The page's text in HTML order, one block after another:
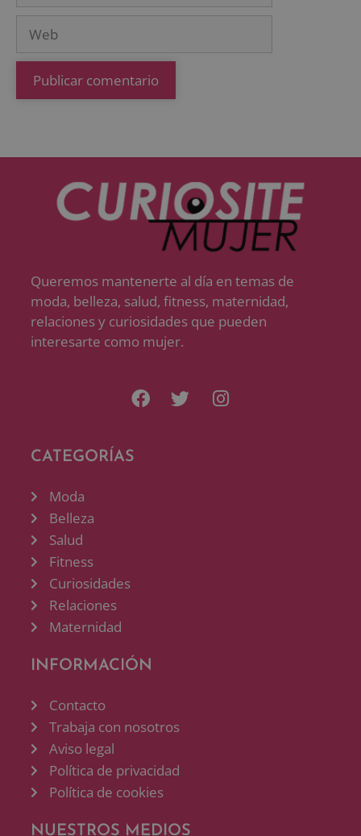
Queremos mantenerte al día en temas de
moda, belleza, salud, fitness, maternidad,
relaciones y curiosidades que pueden
interesarte como mujer.
CATEGORÍAS
Moda
Belleza
Salud
Fitness
Curiosidades
Relaciones
Maternidad
INFORMACIÓN
Contacto
Trabaja con nosotros
Aviso legal
Política de privacidad
Política de cookies
NUESTROS MEDIOS